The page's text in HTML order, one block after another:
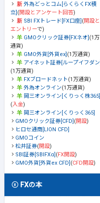
外為どっとコム[らくらくFX積
立] (開設とアンケート回答)
SBI FXトレード[FX口座] (開設と
エントリーで)
GMOクリック証券[FXネオ] (1万
通貨)
GMO外貨[外貨ex] (1万通貨)
アイネット証券[ループイフダン]
(1万通貨)
FXブロードネット(1万通貨)
外為オンライン(1万通貨)
岡三オンライン[くりっく株365]
(入金)
岡三オンライン[くりっく365]
GMOクリック証券[CFD] (開設)
ヒロセ通商[LION CFD]
GMOコイン
松井証券(開設)
SBI証券[SBIFXα] (FX開設)
GMO外貨[外貨ex CFD] (CFD開設)
FXの本